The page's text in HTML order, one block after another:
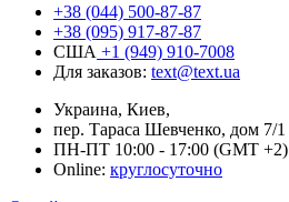
+38 (044) 500-87-87
+38 (095) 917-87-87
США +1 (949) 910-7008
Для заказов: text@text.ua
Украина, Киев,
пер. Тараса Шевченко, дом 7/1
ПН-ПТ 10:00 - 17:00 (GMT +2)
Online: круглосуточно